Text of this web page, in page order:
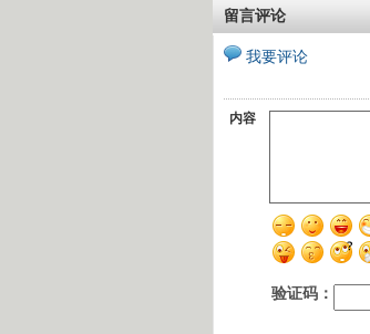
留言评论
我要评论
内容
验证码：